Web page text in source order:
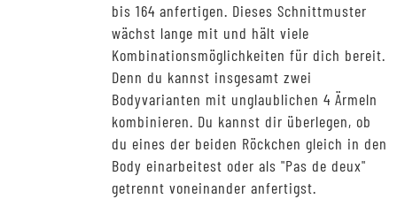
bis 164 anfertigen. Dieses Schnittmuster
wächst lange mit und hält viele
Kombinationsmöglichkeiten für dich bereit.
Denn du kannst insgesamt zwei
Bodyvarianten mit unglaublichen 4 Ärmeln
kombinieren. Du kannst dir überlegen, ob
du eines der beiden Röckchen gleich in den
Body einarbeitest oder als "Pas de deux"
getrennt voneinander anfertigst.